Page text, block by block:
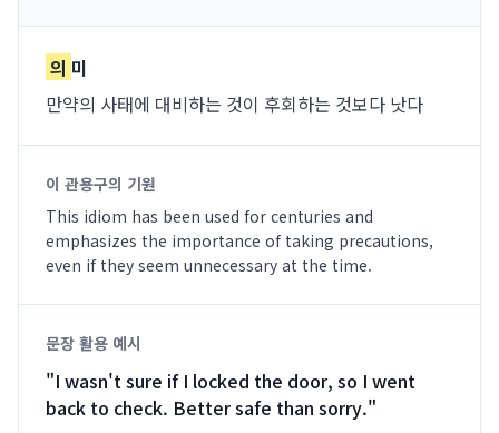
의 미
만약의 사태에 대비하는 것이 후회하는 것보다 낫다
이 관용구의 기원
This idiom has been used for centuries and
emphasizes the importance of taking precautions,
even if they seem unnecessary at the time.
문장 활용 예시
"I wasn't sure if I locked the door, so I went
back to check. Better safe than sorry."